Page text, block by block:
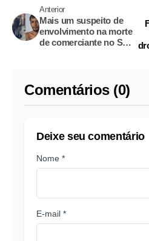
Anterior
Mais um suspeito de
envolvimento na morte
de comerciante no São
Comentários (0)
Deixe seu comentário
Nome *
E-mail *